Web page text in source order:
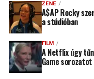
ZENE
A$AP Rocky
a stúdióban
FILM
A Netflix úgy
Game sorozatot